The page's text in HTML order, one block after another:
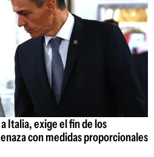
Italia, exige el fin de los
con medidas proporcionales